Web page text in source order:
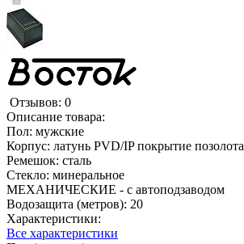
Отзывов: 0
Описание товара:
Пол: мужские
Корпус: латунь PVD/IP покрытие позолота
Ремешок: сталь
Стекло: минеральное
МЕХАНИЧЕСКИЕ - с автоподзаводом
Водозащита (метров): 20
Характеристики:
Все характеристики